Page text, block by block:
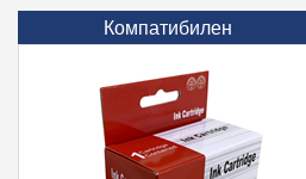
Компатибилен